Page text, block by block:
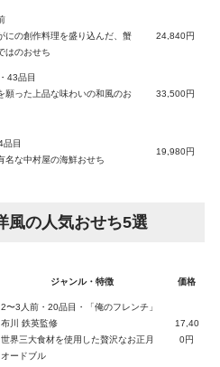
にの創作料理を盛り込んだ、蟹
はのおせち
24,840円
43品目
願った上品な味わいの和風のお
33,500円
品目
名な中村屋の海鮮おせち
19,980円
風の人気おせち5選
ジャンル・特徴 価格
2〜3人前・20品目・「俺のフレンチ」
布川 鉄英監修
世界三大食材を使用した贅沢なお正月
オードブル
17,40
0円